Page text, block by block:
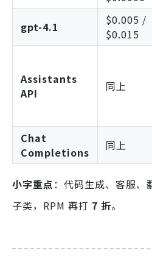
gpt-4.1
$0.005 /
$0.015
Assistants
API
同上
Chat
Completions
同上
小字重点：代码生成、客服、
子类，RPM 再打 7 折。